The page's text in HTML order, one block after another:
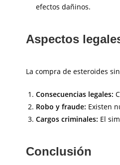
efectos dañinos.
Aspectos
La compra de esteroides
Consecuencias legales:
Robo y fraude: Existen
Cargos criminales: El
Conclusión